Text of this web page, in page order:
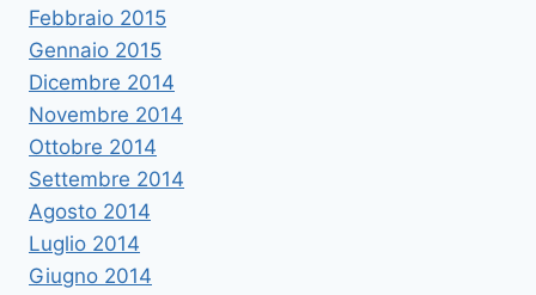
Febbraio 2015
Gennaio 2015
Dicembre 2014
Novembre 2014
Ottobre 2014
Settembre 2014
Agosto 2014
Luglio 2014
Giugno 2014